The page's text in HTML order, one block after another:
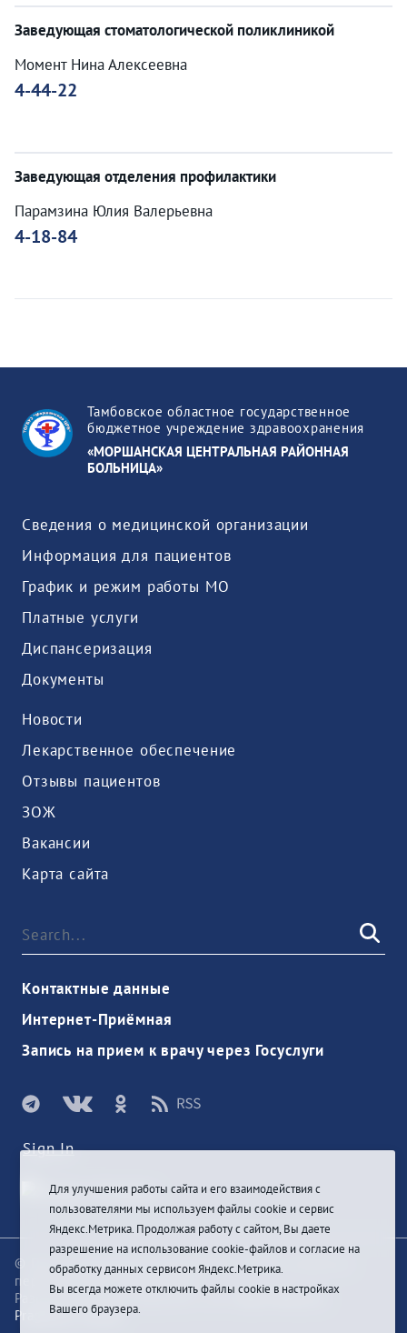
Заведующая стоматологической поликлиникой
Момент Нина Алексеевна
4-44-22
Заведующая отделения профилактики
Парамзина Юлия Валерьевна
4-18-84
Тамбовское областное государственное
бюджетное учреждение здравоохранения
«МОРШАНСКАЯ ЦЕНТРАЛЬНАЯ РАЙОННАЯ
БОЛЬНИЦА»
Сведения о медицинской организации
Информация для пациентов
График и режим работы МО
Платные услуги
Диспансеризация
Документы
Новости
Лекарственное обеспечение
Отзывы пациентов
ЗОЖ
Вакансии
Карта сайта
Контактные данные
Интернет-Приёмная
Запись на прием к врачу через Госуслуги
Sign In
© При цитировании информации с сайта ссылка на
первоисточник обязательна
Разработка и техподдержка сайтаBars-Penza &
Pragmatic Studio
Для улучшения работы сайта и его взаимодействия с
пользователями мы используем файлы cookie и сервис
Яндекс.Метрика. Продолжая работу с сайтом, Вы даете
разрешение на использование cookie-файлов и согласие на
обработку данных сервисом Яндекс.Метрика.
Вы всегда можете отключить файлы cookie в настройках
Вашего браузера.